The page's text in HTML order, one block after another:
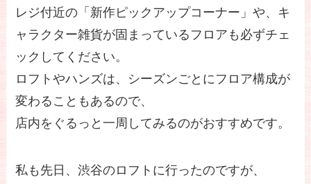
レジ付近の「新作ピックアップコーナー」や、キ
ャラクター雑貨が固まっているフロアも必ずチェ
ックしてください。
ロフトやハンズは、シーズンごとにフロア構成が
変わることもあるので、
店内をぐるっと一周してみるのがおすすめです。
私も先日、渋谷のロフトに行ったのですが、